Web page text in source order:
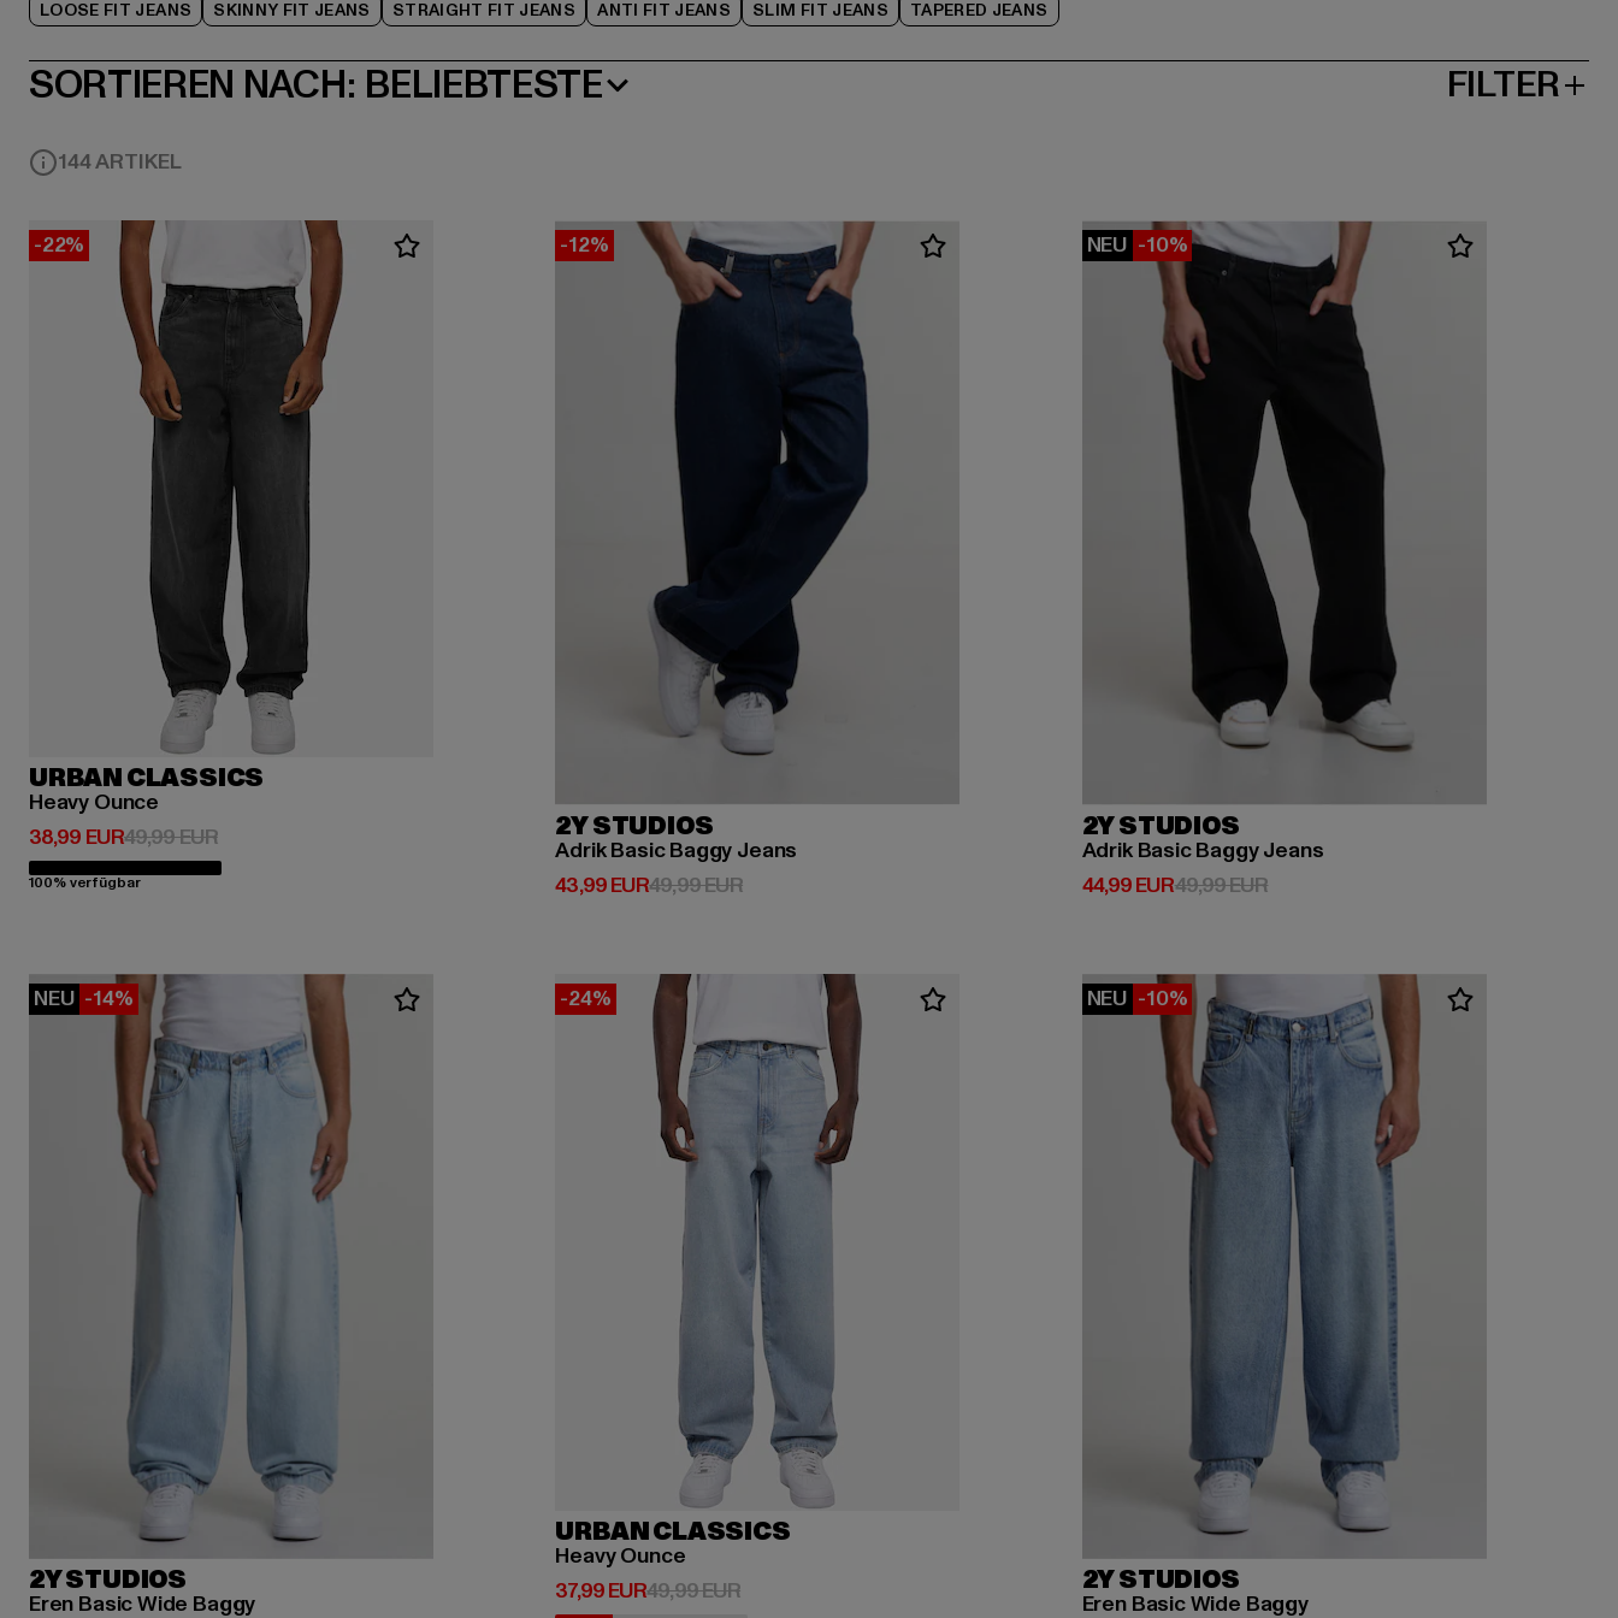
LOOSE FIT JEANS SKINNY FIT JEANS STRAIGHT FIT JEANS ANTI FIT JEANS SLIM FIT JEANS TAPERED JEANS
SORTIEREN NACH: BELIEBTESTE FILTER
144 ARTIKEL
-22%
URBAN CLASSICS
Heavy Ounce
38,99 EUR
Derzeitiger Preis: 38,99 EUR
49,99 EURAktionspreis: 49,99 EUR
100% verfügbar
-12%
2Y STUDIOS
Adrik Basic Baggy Jeans
43,99 EUR
Derzeitiger Preis: 43,99 EUR
49,99 EURAktionspreis: 49,99 EUR
NEU -10%
2Y STUDIOS
Adrik Basic Baggy Jeans
44,99 EUR
Derzeitiger Preis: 44,99 EUR
49,99 EURAktionspreis: 49,99 EUR
NEU -14%
2Y STUDIOS
Eren Basic Wide Baggy
-24%
URBAN CLASSICS
Heavy Ounce
37,99 EUR
Derzeitiger Preis: 37,99 EUR
49,99 EURAktionspreis: 49,99 EUR
NEU -10%
2Y STUDIOS
Eren Basic Wide Baggy